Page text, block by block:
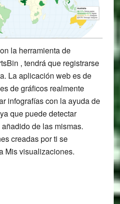
la herramienta de
, tendrá que registrarse
La aplicación web es de
de gráficos realmente
infografías con la ayuda de
que puede detectar
de las mismas.
creadas por ti se
Mis visualizaciones.